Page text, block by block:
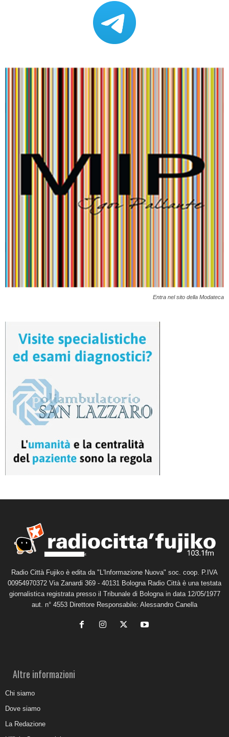
Entra nel sito della Modateca
Radio Città Fujiko è edita da "L'Informazione Nuova" soc. coop. P.IVA
00954970372 Via Zanardi 369 - 40131 Bologna Radio Città è una testata
giornalistica registrata presso il Tribunale di Bologna in data 12/05/1977
aut. n° 4553 Direttore Responsabile: Alessandro Canella
Altre informazioni
Chi siamo
Dove siamo
La Redazione